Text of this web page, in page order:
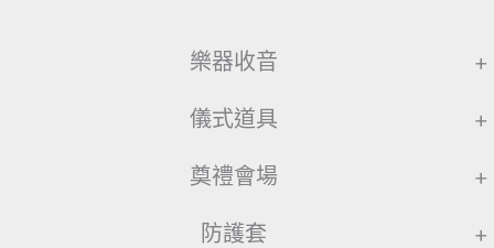
樂器收音 +
儀式道具 +
奠禮會場 +
防護套 +